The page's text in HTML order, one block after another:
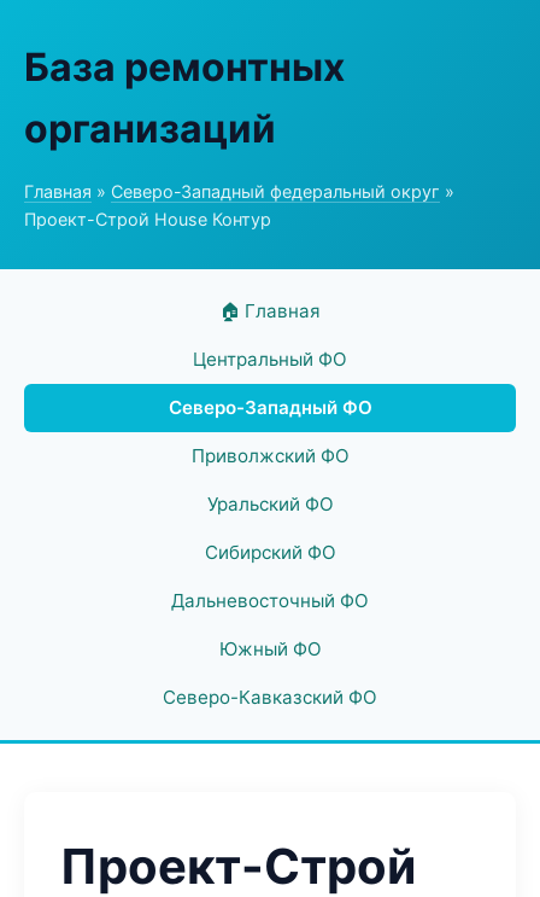
База ремонтных
организаций
Главная » Северо-Западный федеральный округ »
Проект-Строй House Контур
🏠 Главная
Центральный ФО
Северо-Западный ФО
Приволжский ФО
Уральский ФО
Сибирский ФО
Дальневосточный ФО
Южный ФО
Северо-Кавказский ФО
Проект-Строй